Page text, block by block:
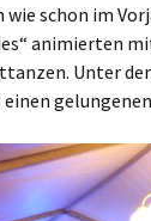
schon im
animierten
Unter